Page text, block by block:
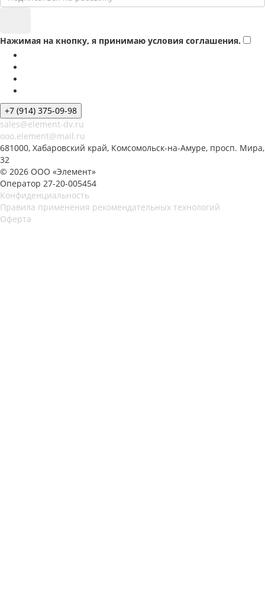
Нажимая на кнопку, я принимаю условия соглашения.
+7 (914) 375-09-98
sales@element-dv.ru
ooo.element@mail.ru
681000, Хабаровский край, Комсомольск-на-Амуре, просп. Мира,
32
© 2026 ООО «Элемент»
Оператор 27-20-005454
Конфиденциальность
Правила применения рекомендательных технологий
Оферта